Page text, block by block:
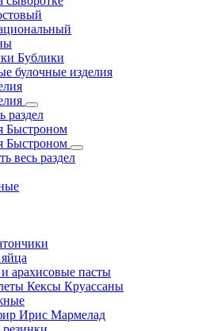
Бублики
булочные изделия
раздел
Быстроном
Быстроном
весь раздел
арахисовые пасты
Кексы Круассаны
Ирис Мармелад